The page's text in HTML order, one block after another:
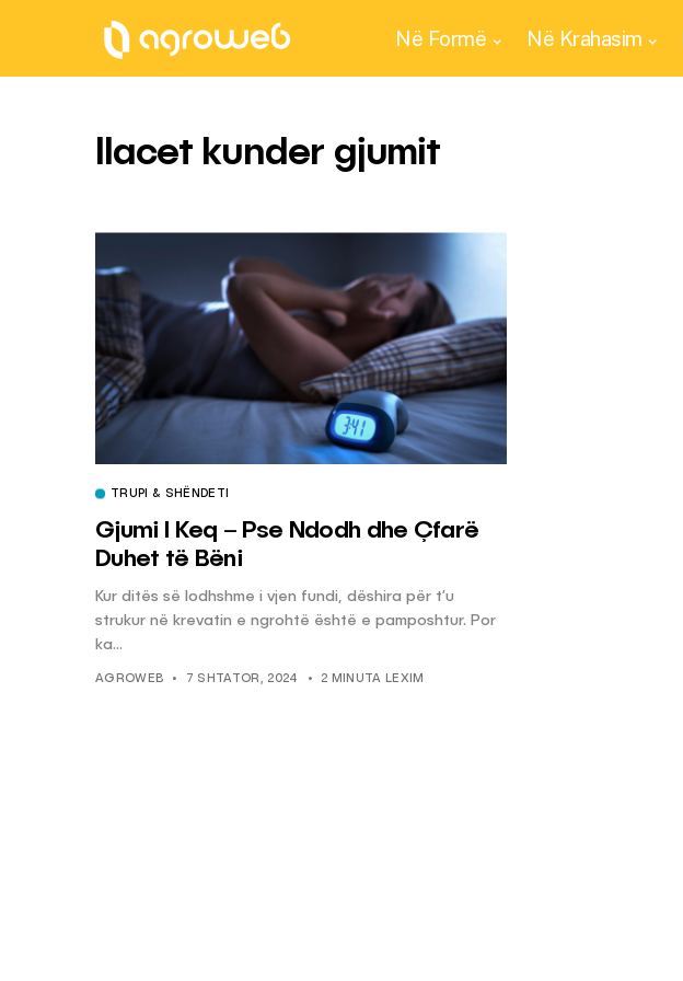
Në Formë Në Krahasim
Ilacet kunder gjumit
TRUPI & SHËNDETI
Gjumi I Keq – Pse Ndodh dhe Çfarë
Duhet të Bëni
Kur ditës së lodhshme i vjen fundi, dëshira për t’u
strukur në krevatin e ngrohtë është e pamposhtur. Por
ka...
AGROWEB 7 SHTATOR, 2024 2 MINUTA LEXIM